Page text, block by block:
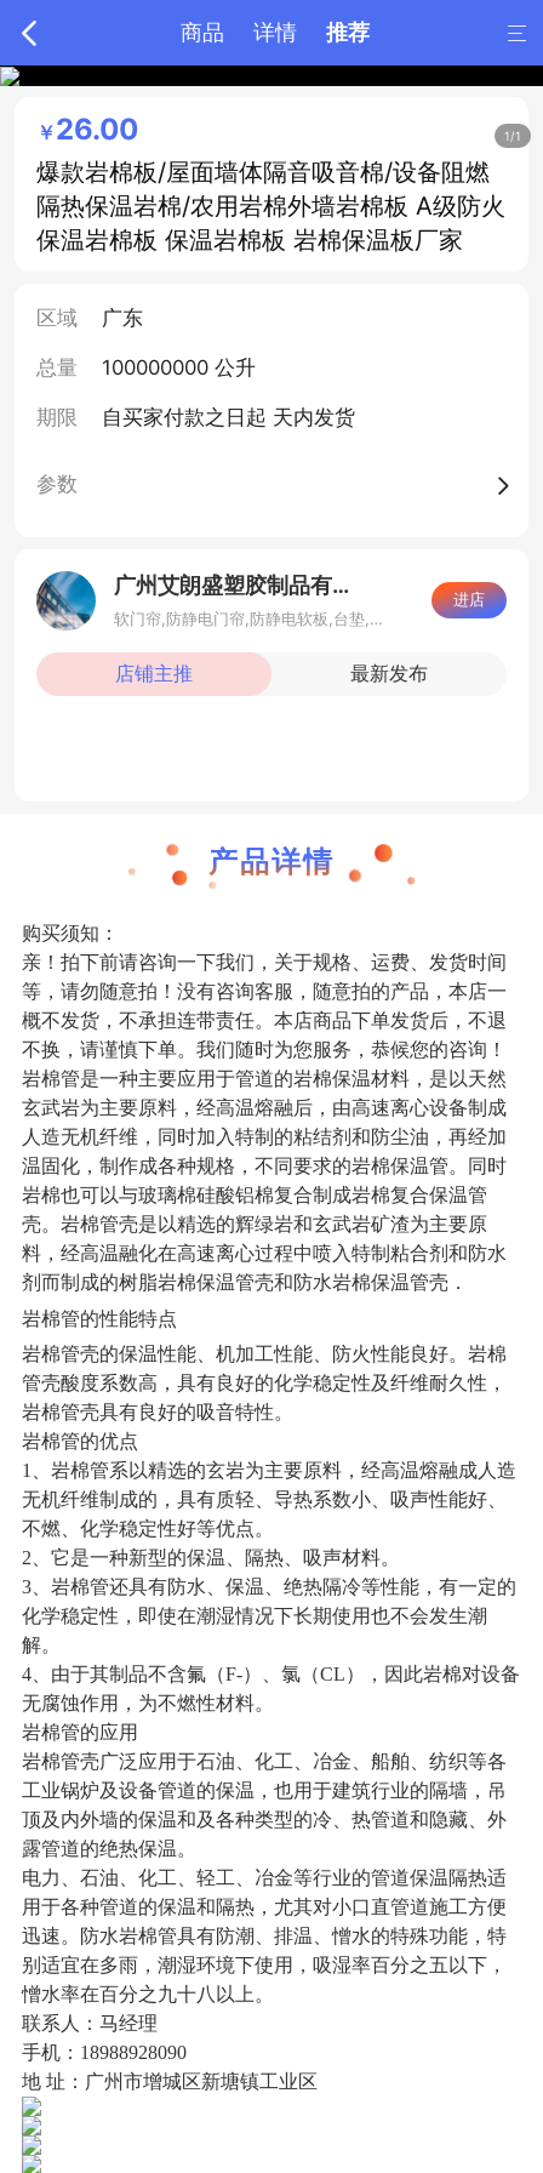
 商品 详情 推荐 
1/1
￥ 26.00
爆款岩棉板/屋面墙体隔音吸音棉/设备阻燃
隔热保温岩棉/农用岩棉外墙岩棉板 A级防火
保温岩棉板 保温岩棉板 岩棉保温板厂家
区域 广东
总量 100000000 公升
期限 自买家付款之日起 天内发货
参数
广州艾朗盛塑胶制品有限公司
软门帘,防静电门帘,防静电软板,台垫,橡胶板,快速卷门,塑料瓶,斑纹材料,PVC门帘,PVC软板
进店
店铺主推 最新发布
产品详情
购买须知：
亲！拍下前请咨询一下我们，关于规格、运费、发货时间
等，请勿随意拍！没有咨询客服，随意拍的产品，本店一
概不发货，不承担连带责任。本店商品下单发货后，不退
不换，请谨慎下单。我们随时为您服务，恭候您的咨询！
岩棉管是一种主要应用于管道的岩棉保温材料，是以天然
玄武岩为主要原料，经高温熔融后，由高速离心设备制成
人造无机纤维，同时加入特制的粘结剂和防尘油，再经加
温固化，制作成各种规格，不同要求的岩棉保温管。同时
岩棉也可以与玻璃棉硅酸铝棉复合制成岩棉复合保温管
壳。岩棉管壳是以精选的辉绿岩和玄武岩矿渣为主要原
料，经高温融化在高速离心过程中喷入特制粘合剂和防水
剂而制成的树脂岩棉保温管壳和防水岩棉保温管壳．
岩棉管的性能特点
岩棉管壳的保温性能、机加工性能、防火性能良好。岩棉
管壳酸度系数高，具有良好的化学稳定性及纤维耐久性，
岩棉管壳具有良好的吸音特性。
岩棉管的优点
1、岩棉管系以精选的玄岩为主要原料，经高温熔融成人造
无机纤维制成的，具有质轻、导热系数小、吸声性能好、
不燃、化学稳定性好等优点。
2、它是一种新型的保温、隔热、吸声材料。
3、岩棉管还具有防水、保温、绝热隔冷等性能，有一定的
化学稳定性，即使在潮湿情况下长期使用也不会发生潮
解。
4、由于其制品不含氟（F-）、氯（CL），因此岩棉对设备
无腐蚀作用，为不燃性材料。
岩棉管的应用
岩棉管壳广泛应用于石油、化工、冶金、船舶、纺织等各
工业锅炉及设备管道的保温，也用于建筑行业的隔墙，吊
顶及内外墙的保温和及各种类型的冷、热管道和隐藏、外
露管道的绝热保温。
电力、石油、化工、轻工、冶金等行业的管道保温隔热适
用于各种管道的保温和隔热，尤其对小口直管道施工方便
迅速。防水岩棉管具有防潮、排温、憎水的特殊功能，特
别适宜在多雨，潮湿环境下使用，吸湿率百分之五以下，
憎水率在百分之九十八以上。
联系人：马经理
手机：18988928090
地 址：广州市增城区新塘镇工业区